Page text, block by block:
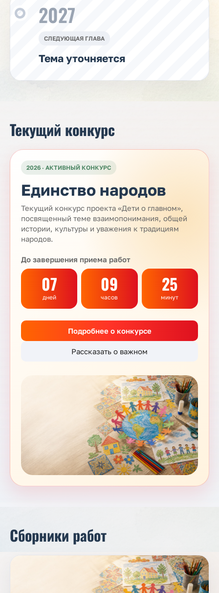
2027
СЛЕДУЮЩАЯ ГЛАВА
Тема уточняется
Текущий конкурс
2026 · АКТИВНЫЙ КОНКУРС
Единство народов
Текущий конкурс проекта «Дети о главном»,
посвященный теме взаимопонимания, общей
истории, культуры и уважения к традициям
народов.
До завершения приема работ
07
дней
09
часов
25
минут
Подробнее о конкурсе
Рассказать о важном
Сборники работ